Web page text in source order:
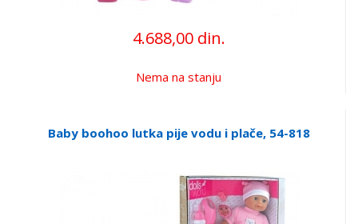
4.688,00 din.
Nema na stanju
Baby boohoo lutka pije vodu i plače, 54-818